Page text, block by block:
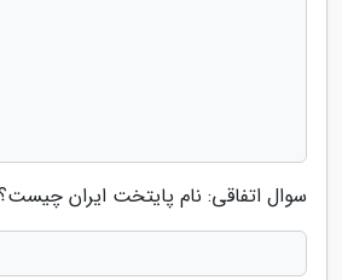
سوال اتفاقی: نام پایتخت ایران